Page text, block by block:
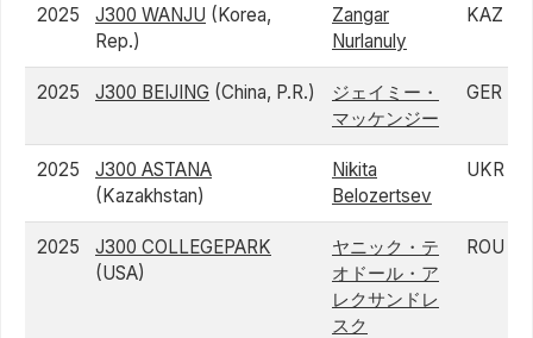
2025 J300 WANJU (Korea,
Rep.)
Zangar
Nurlanuly
KAZ
2025 J300 BEIJING (China, P.R.)
ジェイミー・
マッケンジー
GER
2025
J300 ASTANA
(Kazakhstan)
Nikita
Belozertsev
UKR
2025
J300 COLLEGEPARK
(USA)
ヤニック・テ
オドール・ア
レクサンドレ
スク
ROU